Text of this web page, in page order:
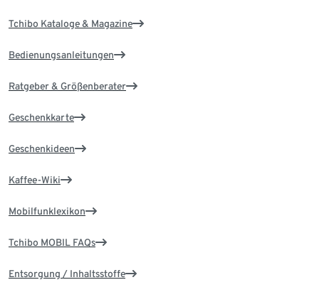
Tchibo Kataloge & Magazine
Bedienungsanleitungen
Ratgeber & Größenberater
Geschenkkarte
Geschenkideen
Kaffee-Wiki
Mobilfunklexikon
Tchibo MOBIL FAQs
Entsorgung / Inhaltsstoffe